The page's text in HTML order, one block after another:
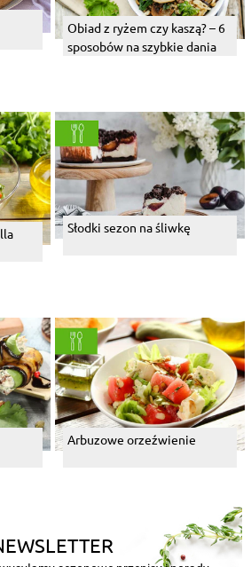
Obiad z ryżem czy kaszą? – 6
sposobów na szybkie dania
Słodki sezon na śliwkę
Arbuzowe orzeźwienie